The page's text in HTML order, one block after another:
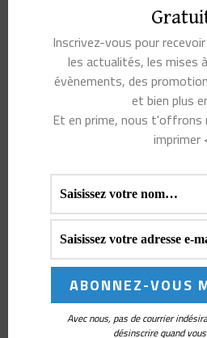
Parrainage
Partage ton lien de
Inscrivez-vous pour
les actualités, les mises
évènements, des
et bien plus
Et en prime, nous t'offrons
imprimer
Avec nous, pas de courrier
désinscrire quand